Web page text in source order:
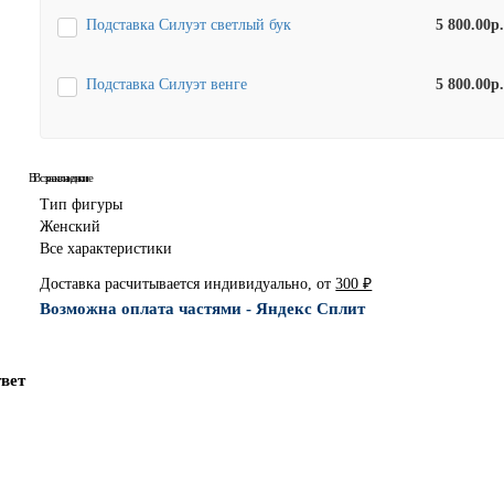
Подставка Силуэт светлый бук 5 800.00р.
Подставка Силуэт венге 5 800.00р.
В закладки
В сравнение
Тип фигуры
Женский
Все характеристики
Доставка расчитывается индивидуально, от300 ₽
Возможна оплата частями - Яндекс Сплит